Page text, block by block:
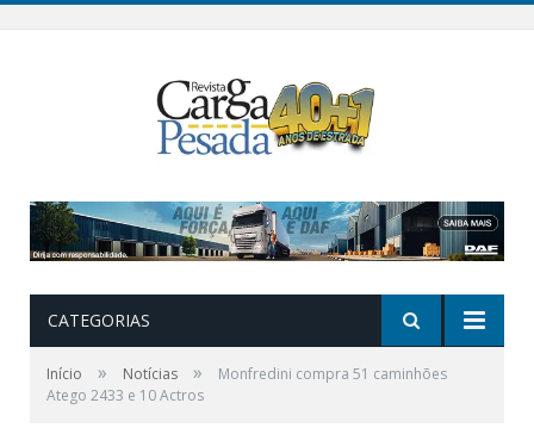
CATEGORIAS
Início » Notícias »
Monfredini compra 51 caminhões
Atego 2433 e 10 Actros